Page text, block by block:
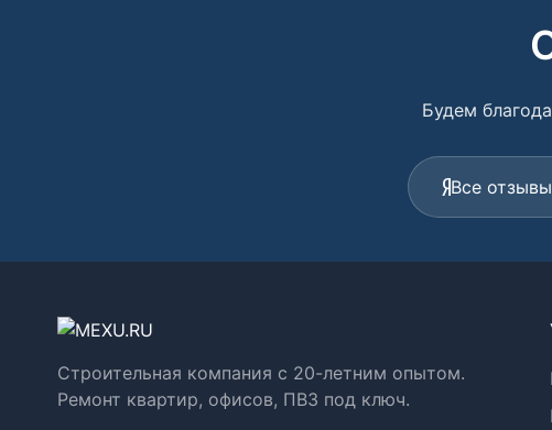
Будем
Все
Строительная компания с 20-летним опытом.
Ремонт квартир, офисов, ПВЗ под ключ.